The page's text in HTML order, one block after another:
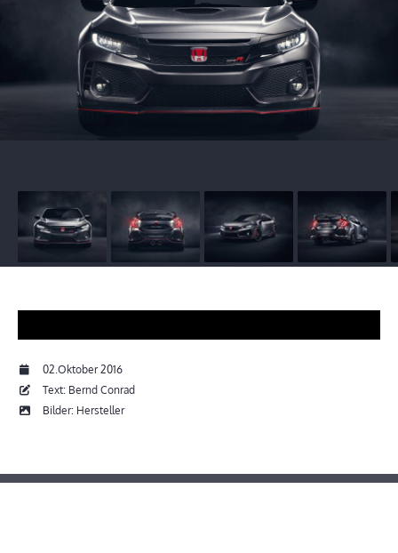
02.Oktober 2016
Text: Bernd Conrad
Bilder: Hersteller